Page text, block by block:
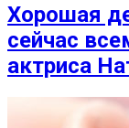
Хорошая
сейчас
актриса